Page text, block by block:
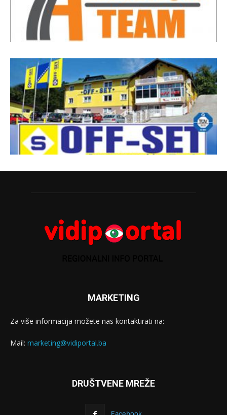
MARKETING
Za više informacija možete nas kontaktirati na:
Mail: marketing@vidiportal.ba
DRUŠTVENE MREŽE